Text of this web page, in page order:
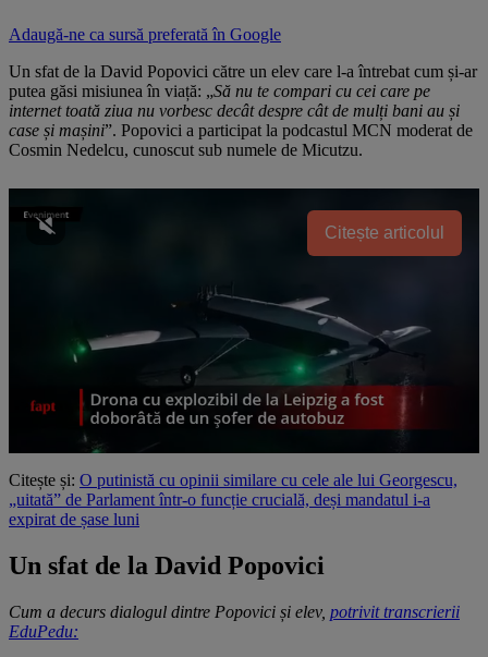
Adaugă-ne ca sursă preferată în Google
Un sfat de la David Popovici către un elev care l-a întrebat cum și-ar
putea găsi misiunea în viață: „Să nu te compari cu cei care pe
internet toată ziua nu vorbesc decât despre cât de mulți bani au și
case și mașini”. Popovici a participat la podcastul MCN moderat de
Cosmin Nedelcu, cunoscut sub numele de Micutzu.
Citește articolul
Citește și: O putinistă cu opinii similare cu cele ale lui Georgescu,
„uitată” de Parlament într-o funcție crucială, deși mandatul i-a
expirat de șase luni
Un sfat de la David Popovici
Cum a decurs dialogul dintre Popovici și elev, potrivit transcrierii
EduPedu: